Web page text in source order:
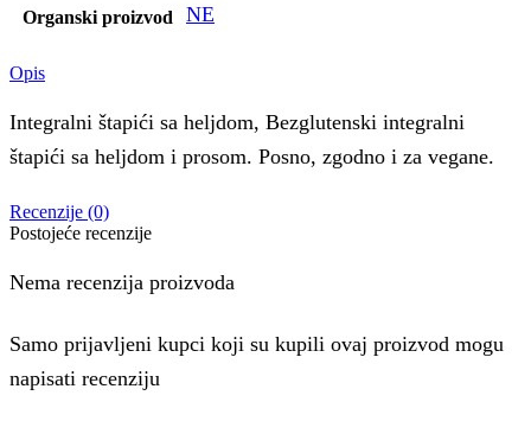
Organski proizvod NE
Opis
Integralni štapići sa heljdom, Bezglutenski integralni
štapići sa heljdom i prosom. Posno, zgodno i za vegane.
Recenzije (0)
Postojeće recenzije
Nema recenzija proizvoda
Samo prijavljeni kupci koji su kupili ovaj proizvod mogu
napisati recenziju